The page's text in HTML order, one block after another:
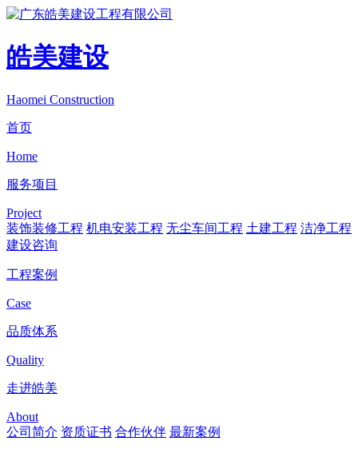
皓美建设
Haomei Construction
首页
Home
服务项目
Project
装饰装修工程 机电安装工程 无尘车间工程 土建工程 洁净工程
建设咨询
工程案例
Case
品质体系
Quality
走进皓美
About
公司简介 资质证书 合作伙伴 最新案例